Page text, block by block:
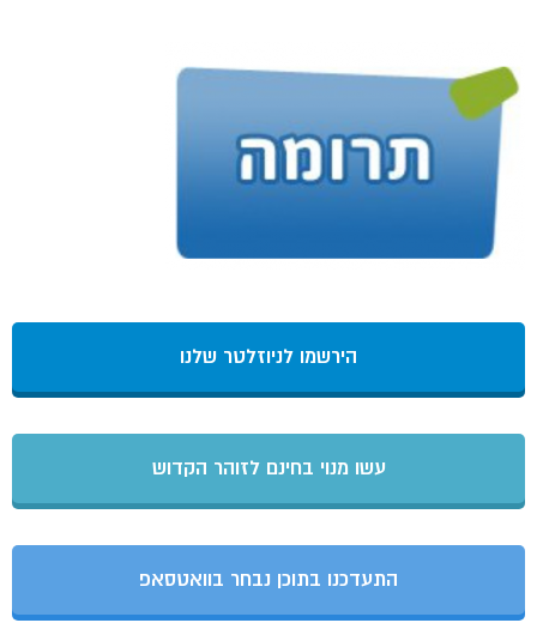
הירשמו לניוזלטר שלנו
עשו מנוי בחינם לזוהר הקדוש
התעדכנו בתוכן נבחר בוואטסאפ